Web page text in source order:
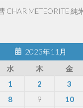
CHAR METEORITE 純
2023年11月
水 木 金
1
2 3
8 9 10